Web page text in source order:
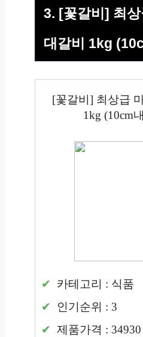
3. [꽃갈비] 최
대갈비 1kg
[꽃갈비] 최상급
1kg (10cm
카테고리 : 식품
인기순위 : 3
제품가격 : 34930